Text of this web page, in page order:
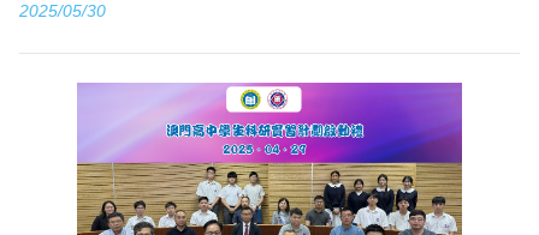
2025/05/30